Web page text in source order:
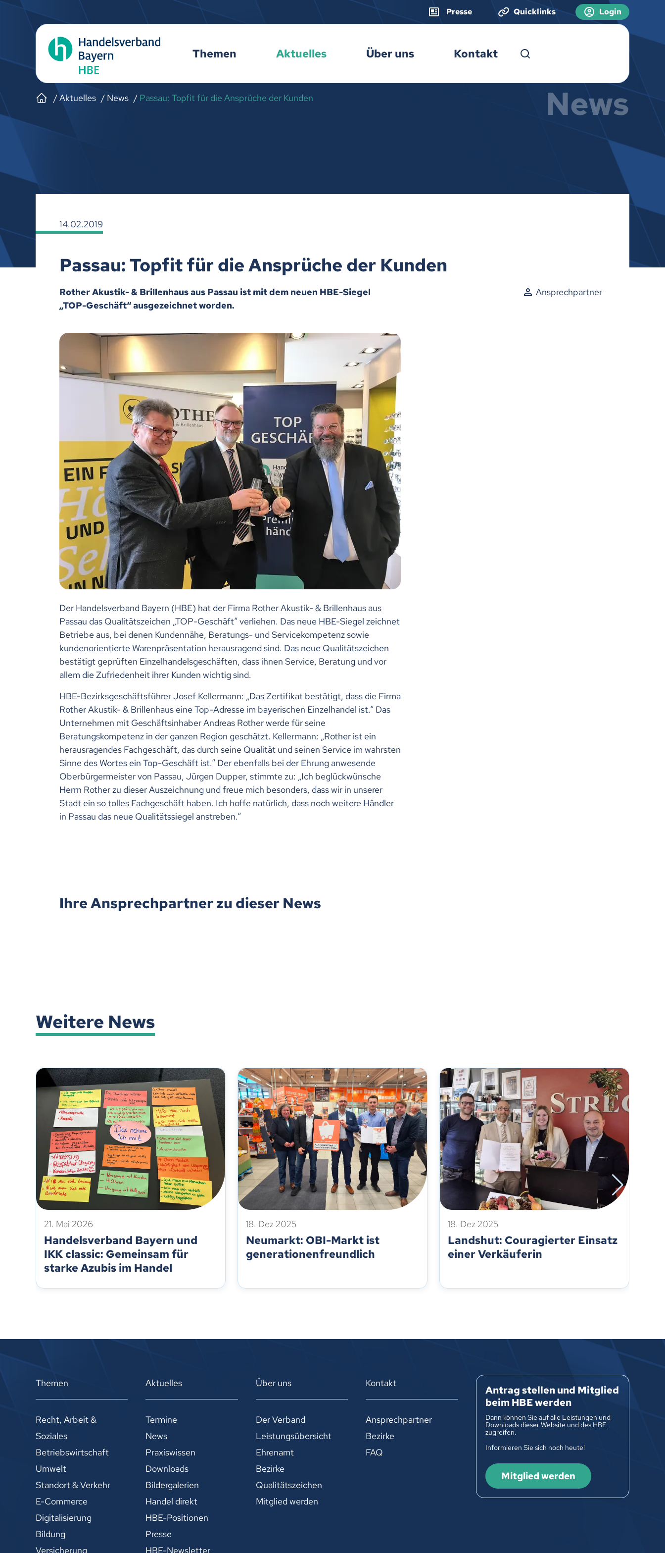
Presse Quicklinks Login
Themen Aktuelles Über uns Kontakt
Aktuelles News Passau: Topfit für die Ansprüche der Kunden News
14.02.2019
Passau: Topfit für die Ansprüche der Kunden
Rother Akustik- & Brillenhaus aus Passau ist mit dem neuen HBE-Siegel
„TOP-Geschäft“ ausgezeichnet worden.
Ansprechpartner
Der Handelsverband Bayern (HBE) hat der Firma Rother Akustik- & Brillenhaus aus
Passau das Qualitätszeichen „TOP-Geschäft“ verliehen. Das neue HBE-Siegel zeichnet
Betriebe aus, bei denen Kundennähe, Beratungs- und Servicekompetenz sowie
kundenorientierte Warenpräsentation herausragend sind. Das neue Qualitätszeichen
bestätigt geprüften Einzelhandelsgeschäften, dass ihnen Service, Beratung und vor
allem die Zufriedenheit ihrer Kunden wichtig sind.
HBE-Bezirksgeschäftsführer Josef Kellermann: „Das Zertifikat bestätigt, dass die Firma
Rother Akustik- & Brillenhaus eine Top-Adresse im bayerischen Einzelhandel ist.“ Das
Unternehmen mit Geschäftsinhaber Andreas Rother werde für seine
Beratungskompetenz in der ganzen Region geschätzt. Kellermann: „Rother ist ein
herausragendes Fachgeschäft, das durch seine Qualität und seinen Service im wahrsten
Sinne des Wortes ein Top-Geschäft ist.“ Der ebenfalls bei der Ehrung anwesende
Oberbürgermeister von Passau, Jürgen Dupper, stimmte zu: „Ich beglückwünsche
Herrn Rother zu dieser Auszeichnung und freue mich besonders, dass wir in unserer
Stadt ein so tolles Fachgeschäft haben. Ich hoffe natürlich, dass noch weitere Händler
in Passau das neue Qualitätssiegel anstreben.“
Ihre Ansprechpartner zu dieser News
Weitere News
21. Mai 2026
Handelsverband Bayern und
IKK classic: Gemeinsam für
starke Azubis im Handel
18. Dez 2025
Neumarkt: OBI-Markt ist
generationenfreundlich
18. Dez 2025
Landshut: Couragierter Einsatz
einer Verkäuferin
Themen
Recht, Arbeit &
Soziales
Betriebswirtschaft
Umwelt
Standort & Verkehr
E-Commerce
Digitalisierung
Bildung
Versicherung
Aktuelles
Termine
News
Praxiswissen
Downloads
Bildergalerien
Handel direkt
HBE-Positionen
Presse
HBE-Newsletter
Über uns
Der Verband
Leistungsübersicht
Ehrenamt
Bezirke
Qualitätszeichen
Mitglied werden
Kontakt
Ansprechpartner
Bezirke
FAQ
Antrag stellen und Mitglied
beim HBE werden
Dann können Sie auf alle Leistungen und
Downloads dieser Website und des HBE
zugreifen.
Informieren Sie sich noch heute!
Mitglied werden